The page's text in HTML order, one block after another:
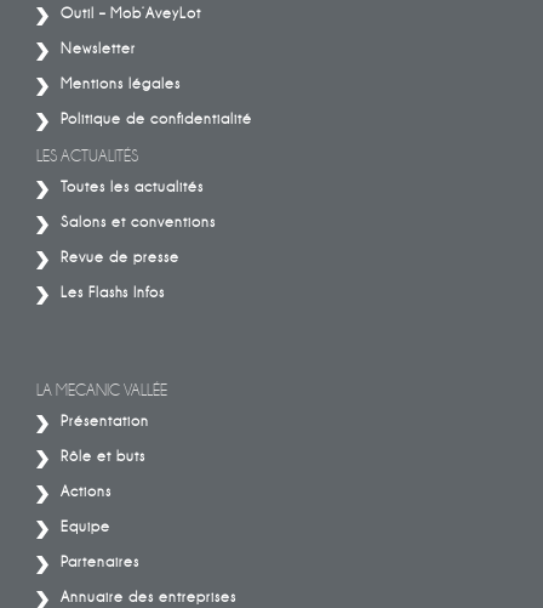
Outil – Mob’AveyLot
Newsletter
Mentions légales
Politique de confidentialité
LES ACTUALITÉS
Toutes les actualités
Salons et conventions
Revue de presse
Les Flashs Infos
LA MECANIC VALLÉE
Présentation
Rôle et buts
Actions
Equipe
Partenaires
Annuaire des entreprises